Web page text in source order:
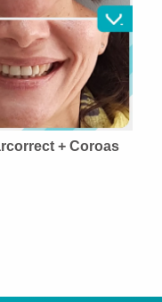
+ Coroas